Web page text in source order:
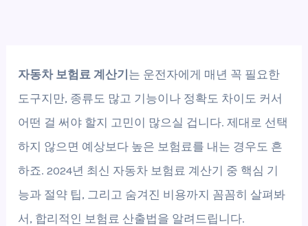
자동차 보험료 계산기 는 운전자에게 매년 꼭 필요한
도구지만, 종류도 많고 기능이나 정확도 차이도 커서
어떤 걸 써야 할지 고민이 많으실 겁니다. 제대로 선택
하지 않으면 예상보다 높은 보험료를 내는 경우도 흔
하죠. 2024년 최신 자동차 보험료 계산기 중 핵심 기
능과 절약 팁, 그리고 숨겨진 비용까지 꼼꼼히 살펴봐
서, 합리적인 보험료 산출법을 알려드립니다.